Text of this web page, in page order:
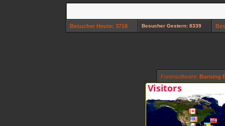
Besucher Heute: 3718 Besucher Gestern: 8339
Forensoftware: Burning